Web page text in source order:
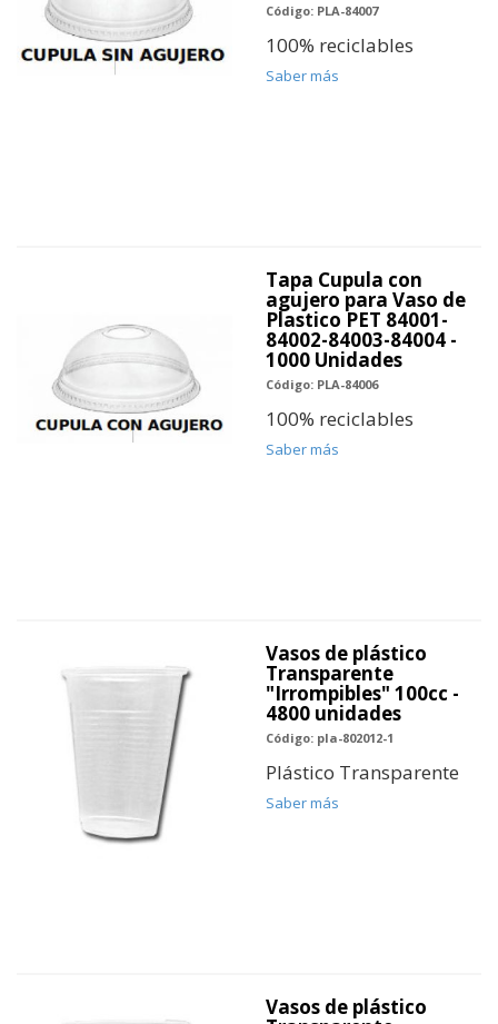
Código: PLA-84007
100% reciclables
Saber más
Tapa Cupula con
agujero para Vaso de
Plastico PET 84001-
84002-84003-84004 -
1000 Unidades
Código: PLA-84006
100% reciclables
Saber más
Vasos de plástico
Transparente
"Irrompibles" 100cc -
4800 unidades
Código: pla-802012-1
Plástico Transparente
Saber más
Vasos de plástico